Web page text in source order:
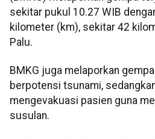
sekitar pukul 10.27 WIB
kilometer (km), sekitar 42
Palu.
BMKG juga melaporkan
berpotensi tsunami,
mengevakuasi pasien guna
susulan.